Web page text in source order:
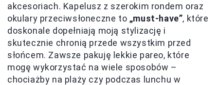
akcesoriach. Kapelusz z szerokim rondem oraz
okulary przeciwsłoneczne to „must-have”, które
doskonale dopełniają moją stylizację i
skutecznie chronią przede wszystkim przed
słońcem. Zawsze pakuję lekkie pareo, które
mogę wykorzystać na wiele sposobów –
chociażby na plaży czy podczas lunchu w